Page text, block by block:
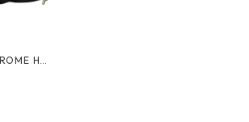
HEA
PAC
ミニボ